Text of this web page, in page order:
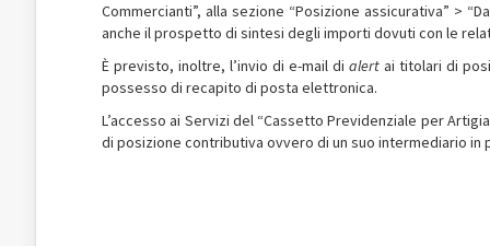
Commercianti”, alla sezione “Posizione assicurativa” >
anche il prospetto di sintesi degli importi dovuti con le
È previsto, inoltre, l’invio di e-mail dialert ai titolari di
possesso di recapito di posta elettronica.
L’accesso ai Servizi del “Cassetto Previdenziale per
di posizione contributiva ovvero di un suo intermediario in